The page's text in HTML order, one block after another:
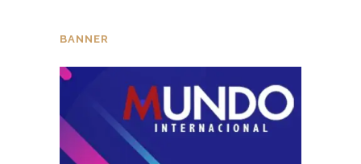
BANNER